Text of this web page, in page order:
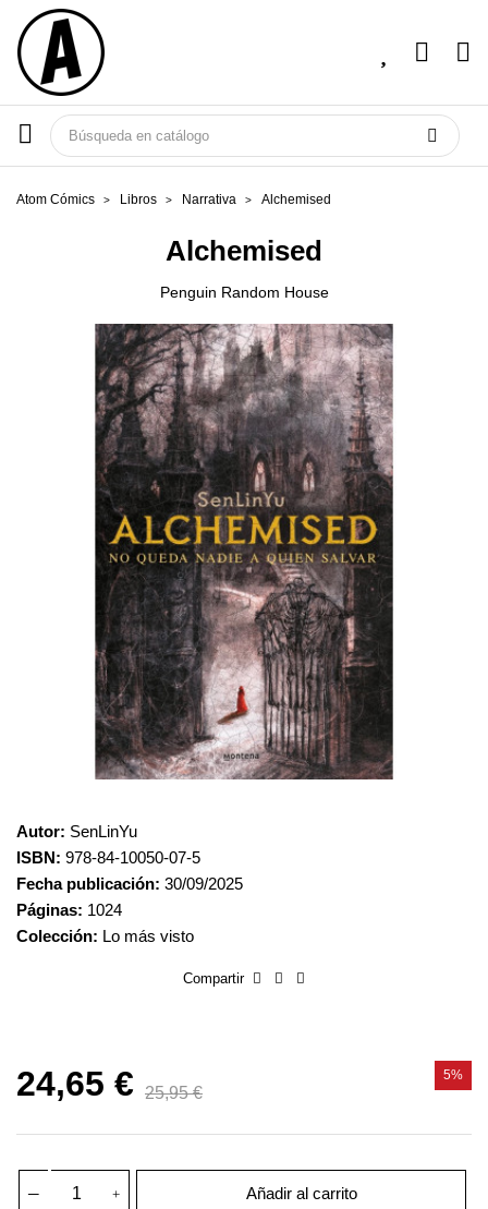
Atom Cómics Libros Narrativa Alchemised
Alchemised
Penguin Random House
Autor: SenLinYu
ISBN: 978-84-10050-07-5
Fecha publicación: 30/09/2025
Páginas: 1024
Colección: Lo más visto
Compartir
24,65 € 25,95 €
5%
Añadir al carrito